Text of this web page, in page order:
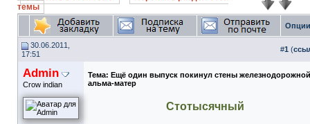
темы
30.06.2011,
17:51
#1 (
Admin
Crow indian
Тема: Ещё один выпуск покинул стены железнодорожной
альма-матер
Стотысячный